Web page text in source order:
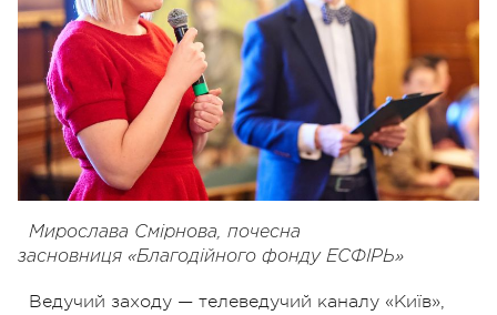
Мирослава Смірнова, почесна
засновниця «Благодійного фонду ЕСФІРЬ»
Ведучий заходу — телеведучий каналу «Київ»,